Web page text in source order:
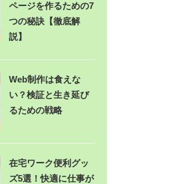
ページを作るための7
つの秘訣【徹底解
説】
Web制作は食えな
い？検証と生き延び
るための戦略
在宅ワーク便利グッ
ズ5選！快適に仕事が